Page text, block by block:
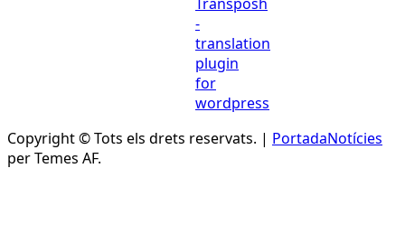
Copyright © Tots els drets reservats. | PortadaNotícies
per Temes AF.